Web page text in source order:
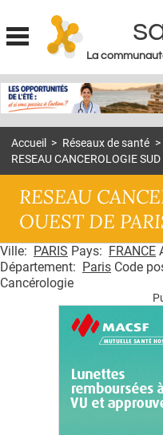
Jump
La
MON COMPTE
S'ABONNER À LA REVUE SOIN À
DOSSIERS
RÉSEAUX
E-REVUE SAD
QUI SOMMES-NOUS ?
Accueil > Réseaux de santé >
RESEAU CANCEROLOGIE
RESEAU
OUEST DE
Ville: PARIS Pays: FRANCE
Département: Paris Code
Cancérologie